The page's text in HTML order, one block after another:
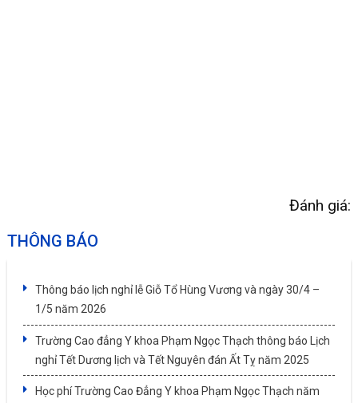
Đánh giá:
THÔNG BÁO
Thông báo lịch nghỉ lễ Giỗ Tổ Hùng Vương và ngày 30/4 –
1/5 năm 2026
Trường Cao đẳng Y khoa Phạm Ngọc Thạch thông báo Lịch
nghỉ Tết Dương lịch và Tết Nguyên đán Ất Tỵ năm 2025
Học phí Trường Cao Đẳng Y khoa Phạm Ngọc Thạch năm